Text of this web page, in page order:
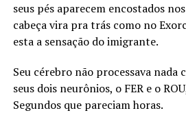
seus pés aparecem encostados
cabeça vira pra trás como no
esta a sensação do imigrante.
Seu cérebro não processava nada
seus dois neurônios, o FER e o
Segundos que pareciam horas.